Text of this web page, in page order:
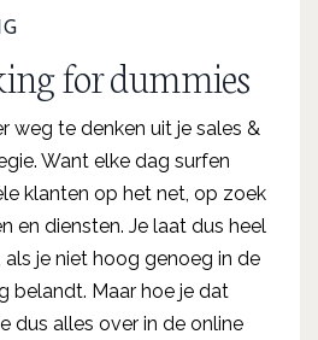
for dummies
weg te denken uit je sales &
Want elke dag surfen
klanten op het net, op zoek
en diensten. Je laat dus heel
je niet hoog genoeg in de
belandt. Maar hoe je dat
dus alles over in de online